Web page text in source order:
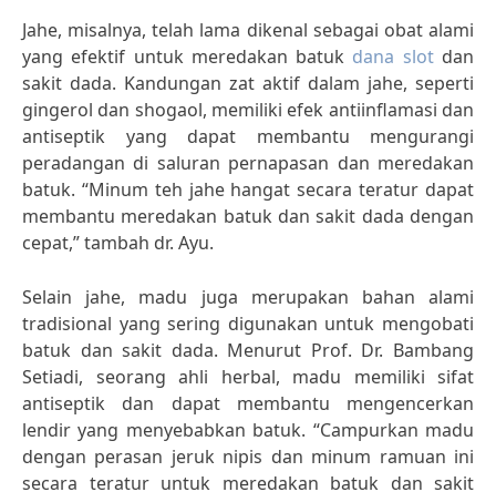
Jahe, misalnya, telah lama dikenal sebagai obat alami
yang efektif untuk meredakan batuk dana slotdan
sakit dada. Kandungan zat aktif dalam jahe, seperti
gingerol dan shogaol, memiliki efek antiinflamasi dan
antiseptik yang dapat membantu mengurangi
peradangan di saluran pernapasan dan meredakan
batuk. “Minum teh jahe hangat secara teratur dapat
membantu meredakan batuk dan sakit dada dengan
cepat,” tambah dr. Ayu.
Selain jahe, madu juga merupakan bahan alami
tradisional yang sering digunakan untuk mengobati
batuk dan sakit dada. Menurut Prof. Dr. Bambang
Setiadi, seorang ahli herbal, madu memiliki sifat
antiseptik dan dapat membantu mengencerkan
lendir yang menyebabkan batuk. “Campurkan madu
dengan perasan jeruk nipis dan minum ramuan ini
secara teratur untuk meredakan batuk dan sakit